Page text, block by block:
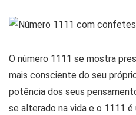
O número 1111 se mostra
mais consciente do seu
potência dos seus
se alterado na vida e o 1111